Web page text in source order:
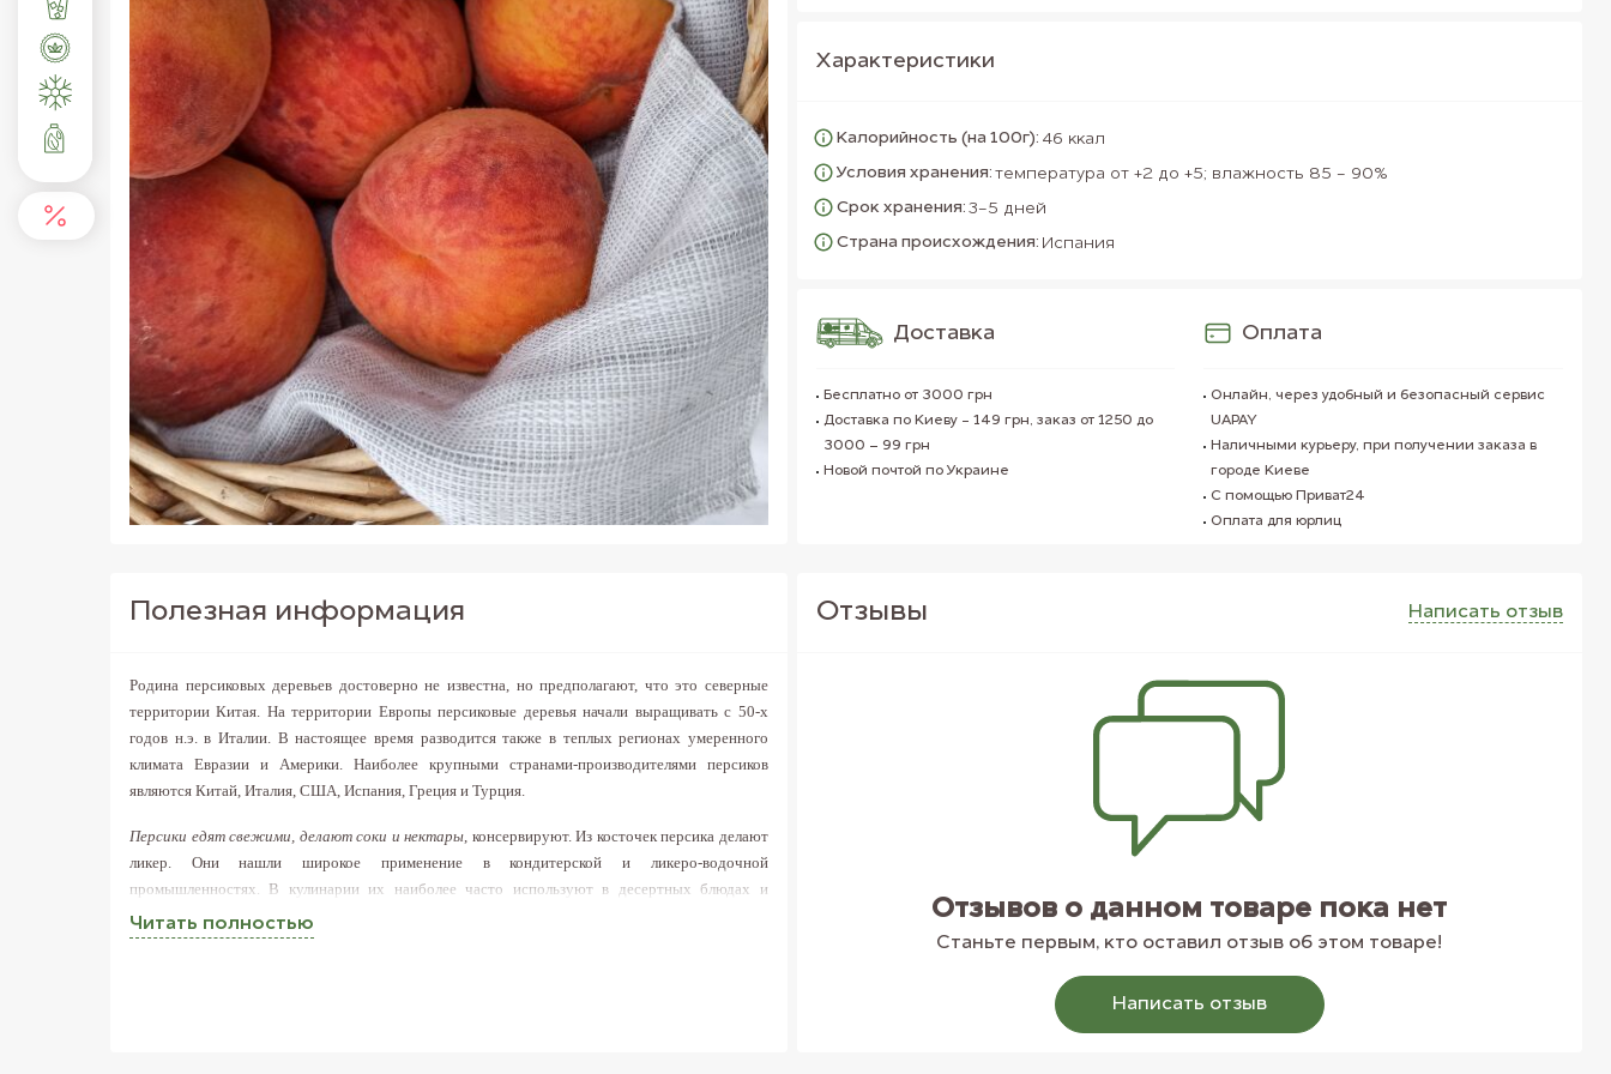
Характеристики
Калорийность (на 100г): 46 ккал
Условия хранения: температура от +2 до +5; влажность 85 - 90%
Срок хранения: 3-5 дней
Страна происхождения: Испания
Доставка
Бесплатно от 3000 грн
Доставка по Киеву - 149 грн, заказ от 1250 до
3000 – 99 грн
Новой почтой по Украине
Оплата
Онлайн, через удобный и безопасный сервис
UAPAY
Наличными курьеру, при получении заказа в
городе Киеве
С помощью Приват24
Оплата для юрлиц
Полезная информация
Читать полностью
Родина персиковых деревьев достоверно не известна, но предполагают, что это северные
территории Китая. На территории Европы персиковые деревья начали выращивать с 50-х
годов н.э. в Италии. В настоящее время разводится также в теплых регионах умеренного
климата Евразии и Америки. Наиболее крупными странами-производителями персиков
являются Китай, Италия, США, Испания, Греция и Турция.
Персики едят свежими, делают соки и нектары, консервируют. Из косточек персика делают
ликер. Они нашли широкое применение в кондитерской и ликеро-водочной
промышленностях. В кулинарии их наиболее часто используют в десертных блюдах и
напитках. Иногда применяют в блюдах из мяса и птицы, салатах.
качественные персики? В интернет-магазине FreshMart Вы найдете самые свежие и вкусные
Отзывы Написать отзыв
Отзывов о данном товаре пока нет
Станьте первым, кто оставил отзыв об этом товаре!
Написать отзыв